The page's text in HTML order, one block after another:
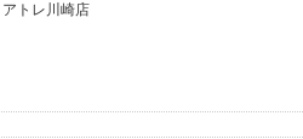
アトレ川崎店